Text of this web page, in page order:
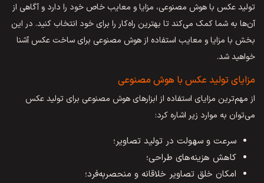
تولید عکس با هوش مصنوعی، مزایا و معایب خاص خود را دارد و آگاهی از
آن‌ها به شما کمک می‌کند تا بهترین راه‌کار را برای خود انتخاب کنید. در این
بخش با مزایا و معایب استفاده از هوش مصنوعی برای ساخت عکس آشنا
خواهید شد.
مزایای تولید عکس با هوش مصنوعی
از مهم‌ترین مزایای استفاده از ابزارهای هوش مصنوعی برای تولید عکس
می‌توان به موارد زیر اشاره کرد:
سرعت و سهولت در تولید تصاویر؛
کاهش هزینه‌های طراحی؛
امکان خلق تصاویر خلاقانه و منحصربه‌فرد؛